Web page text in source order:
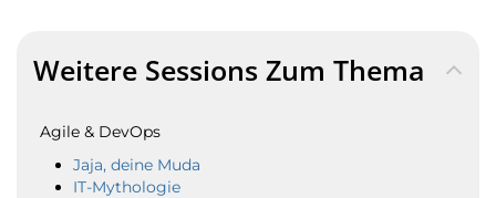
Weitere Sessions Zum Thema
Agile & DevOps
Jaja, deine Muda
IT-Mythologie